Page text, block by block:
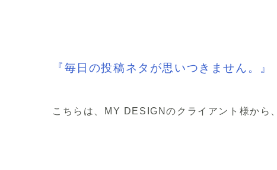
『毎日の投稿ネタが思いつきません。』
こちらは、MY DESIGNのクライアント様から、